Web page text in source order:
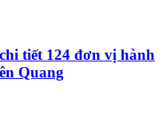
tiết 124 đơn vị hành
Quang